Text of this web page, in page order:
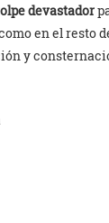
devastador
en el resto
y